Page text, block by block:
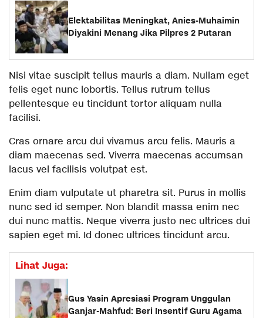
Elektabilitas Meningkat, Anies-Muhaimin
Diyakini Menang Jika Pilpres 2 Putaran
Nisi vitae suscipit tellus mauris a diam. Nullam eget
felis eget nunc lobortis. Tellus rutrum tellus
pellentesque eu tincidunt tortor aliquam nulla
facilisi.
Cras ornare arcu dui vivamus arcu felis. Mauris a
diam maecenas sed. Viverra maecenas accumsan
lacus vel facilisis volutpat est.
Enim diam vulputate ut pharetra sit. Purus in mollis
nunc sed id semper. Non blandit massa enim nec
dui nunc mattis. Neque viverra justo nec ultrices dui
sapien eget mi. Id donec ultrices tincidunt arcu.
Lihat Juga:
Gus Yasin Apresiasi Program Unggulan
Ganjar-Mahfud: Beri Insentif Guru Agama